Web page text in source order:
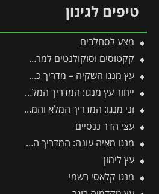
טיפים לגינון
מצע לסחלבים
קקטוסים וסוקולנטים למרפסת
עץ מנגו השקיה – מדריך כמויות, תדירות ומשטר השקיה אופטימלי
ייחור עץ מנגו: המדריך המלא לריבוי וכל הסיבות למה עדיף לוותר על זה
זני מנגו: המדריך המלא והמקיף ביותר לזני מנגו
עצי הדר ננסיים
מנגו מאיה עונה: המדריך המלא לעונות הפרי, השתילה, הגיזום והטיפול
עץ לימון
מנגו קלאסי רשמי